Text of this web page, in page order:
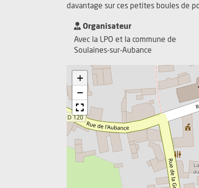
davantage sur ces petites boules de
Organisateur
Avec la LPO et la commune de
Soulaines-sur-Aubance
+
−